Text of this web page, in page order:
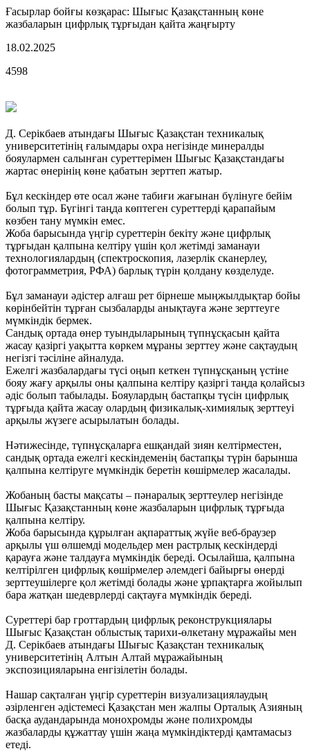
Ғасырлар бойғы көзқарас: Шығыс Қазақстанның көне
жазбаларын цифрлық тұрғыдан қайта жаңғырту
18.02.2025
4598
Д. Серікбаев атындағы Шығыс Қазақстан техникалық
университетінің ғалымдары охра негізінде минералды
бояулармен салынған суреттерімен Шығыс Қазақстандағы
жартас өнерінің көне қабатын зерттеп жатыр.
Бұл кескіндер өте осал және табиғи жағынан бүлінуге бейім
болып тұр. Бүгінгі таңда көптеген суреттерді қарапайым
көзбен тану мүмкін емес.
Жоба барысында үңгір суреттерін бекіту және цифрлық
тұрғыдан қалпына келтіру үшін қол жетімді заманауи
технологиялардың (спектроскопия, лазерлік сканерлеу,
фотограмметрия, РФА) барлық түрін қолдану көзделуде.
Бұл заманауи әдістер алғаш рет бірнеше мыңжылдықтар бойы
көрінбейтін тұрған сызбаларды анықтауға және зерттеуге
мүмкіндік бермек.
Сандық ортада өнер туындыларының түпнұсқасын қайта
жасау қазіргі уақытта көркем мұраны зерттеу және сақтаудың
негізгі тәсіліне айналуда.
Ежелгі жазбалардағы түсі оңып кеткен түпнұсқаның үстіне
бояу жағу арқылы оны қалпына келтіру қазіргі таңда қолайсыз
әдіс болып табылады. Бояулардың бастапқы түсін цифрлық
тұрғыда қайта жасау олардың физикалық-химиялық зерттеуі
арқылы жүзеге асырылатын болады.
Нәтижесінде, түпнұсқаларға ешқандай зиян келтірместен,
сандық ортада ежелгі кескіндеменің бастапқы түрін барынша
қалпына келтіруге мүмкіндік беретін көшірмелер жасалады.
Жобаның басты мақсаты – пәнаралық зерттеулер негізінде
Шығыс Қазақстанның көне жазбаларын цифрлық тұрғыда
қалпына келтіру.
Жоба барысында құрылған ақпараттық жүйе веб-браузер
арқылы үш өлшемді модельдер мен растрлық кескіндерді
қарауға және талдауға мүмкіндік береді. Осылайша, қалпына
келтірілген цифрлық көшірмелер әлемдегі байырғы өнерді
зерттеушілерге қол жетімді болады және ұрпақтарға жойылып
бара жатқан шедеврлерді сақтауға мүмкіндік береді.
Суреттері бар гроттардың цифрлық реконструкциялары
Шығыс Қазақстан облыстық тарихи-өлкетану мұражайы мен
Д. Серікбаев атындағы Шығыс Қазақстан техникалық
университетінің Алтын Алтай мұражайының
экспозицияларына енгізілетін болады.
Нашар сақталған үңгір суреттерін визуализациялаудың
әзірленген әдістемесі Қазақстан мен жалпы Орталық Азияның
басқа аудандарында монохромды және полихромды
жазбаларды құжаттау үшін жаңа мүмкіндіктерді қамтамасыз
етеді.